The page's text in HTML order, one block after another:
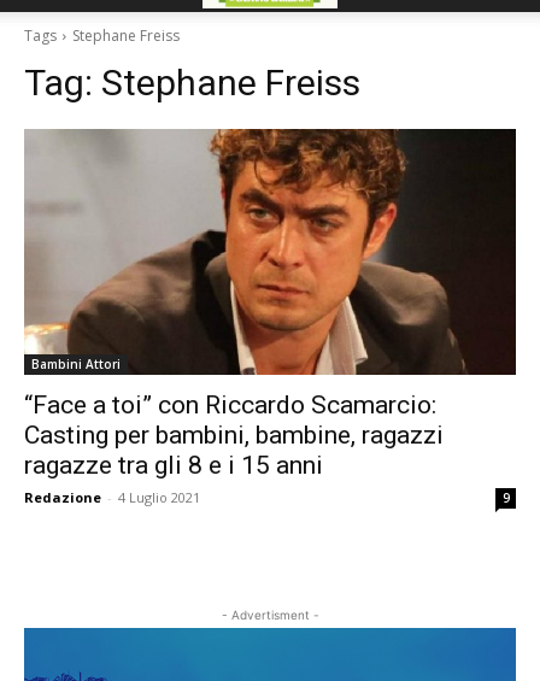
Tags Stephane Freiss
Tag: Stephane Freiss
Bambini Attori
“Face a toi” con Riccardo Scamarcio:
Casting per bambini, bambine, ragazzi
ragazze tra gli 8 e i 15 anni
Redazione - 4 Luglio 2021 9
- Advertisment -